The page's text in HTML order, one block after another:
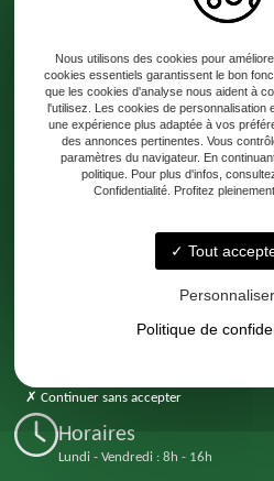
Adresse
33640 Portets
Horaires
Lundi - Vendredi : 8h - 16h
Nous utilisons des cookies pour
cookies essentiels garantissent le bon
que les cookies d'analyse nous aident à
l'utilisez. Les cookies de personnalisation
une expérience plus adaptée à vos
des annonces pertinentes. Vous
paramètres du navigateur. En
politique. Pour plus d'infos,
Confidentialité. Profitez
Tout
Personnaliser
Politique de
Continuer sans accepter